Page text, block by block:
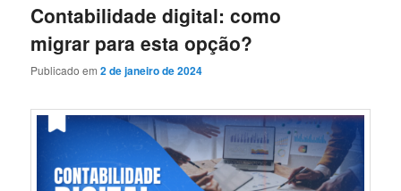
Contabilidade digital: como
migrar para esta opção?
Publicado em2 de janeiro de 2024